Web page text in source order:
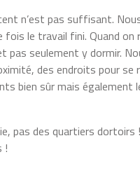
n’est pas suffisant.
fois le travail fini. Quand
pas seulement y dormir.
des endroits pour se
bien sûr mais également
pas des quartiers
!